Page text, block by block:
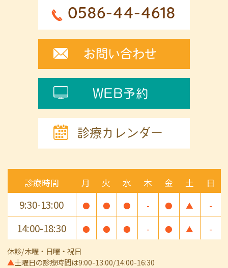
0586-44-4618
お問い合わせ
WEB予約
診療カレンダー
診療時間 月 火 水 木 金 土 日
9:30-13:00 ● ● ● - ● ▲ -
14:00-18:30 ● ● ● - ● ▲ -
休診/木曜・日曜・祝日
▲土曜日の診療時間は9:00-13:00/14:00-16:30